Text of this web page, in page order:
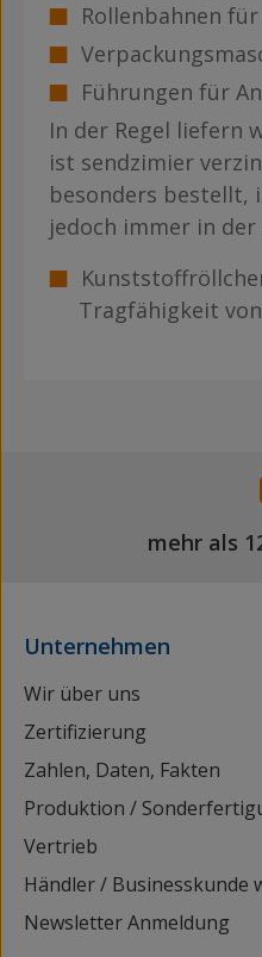
Rollenbahnen
Führungen für
In der Regel liefern
ist sendzimier
besonders bestellt,
jedoch immer in
Tragfähigkeit
mehr als
Unternehmen
Wir über uns
Zertifizierung
Zahlen, Daten, Fakten
Produktion /
Vertrieb
Händler / Businesskunde
Newsletter Anmeldung